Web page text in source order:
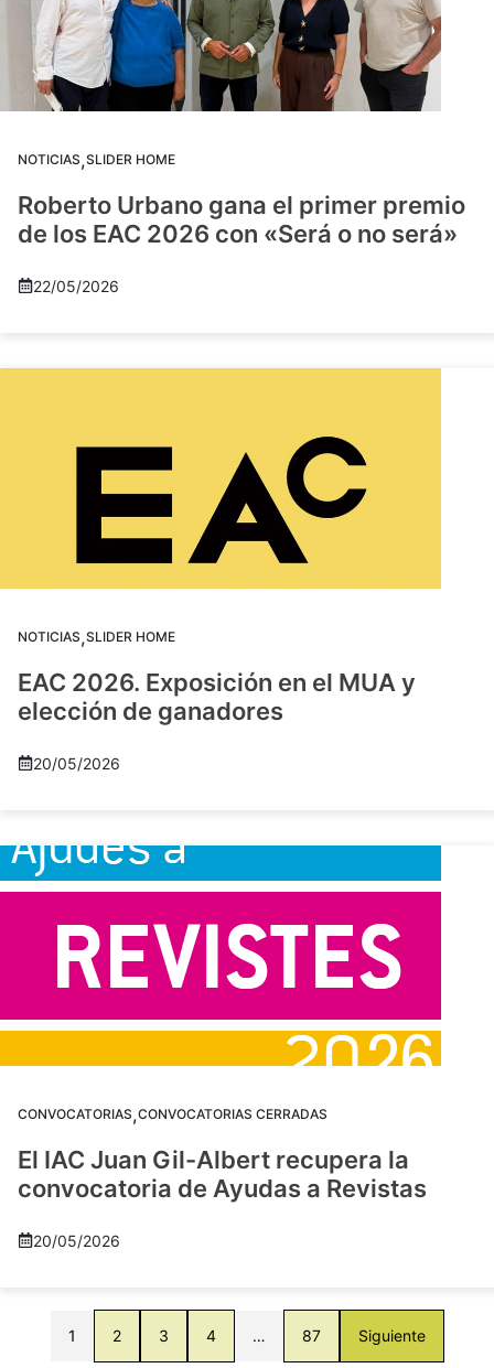
NOTICIAS,SLIDER HOME
Roberto Urbano gana el primer premio
de los EAC 2026 con «Será o no será»
22/05/2026
NOTICIAS,SLIDER HOME
EAC 2026. Exposición en el MUA y
elección de ganadores
20/05/2026
CONVOCATORIAS,CONVOCATORIAS CERRADAS
El IAC Juan Gil-Albert recupera la
convocatoria de Ayudas a Revistas
20/05/2026
1 2 3 4 … 87 Siguiente